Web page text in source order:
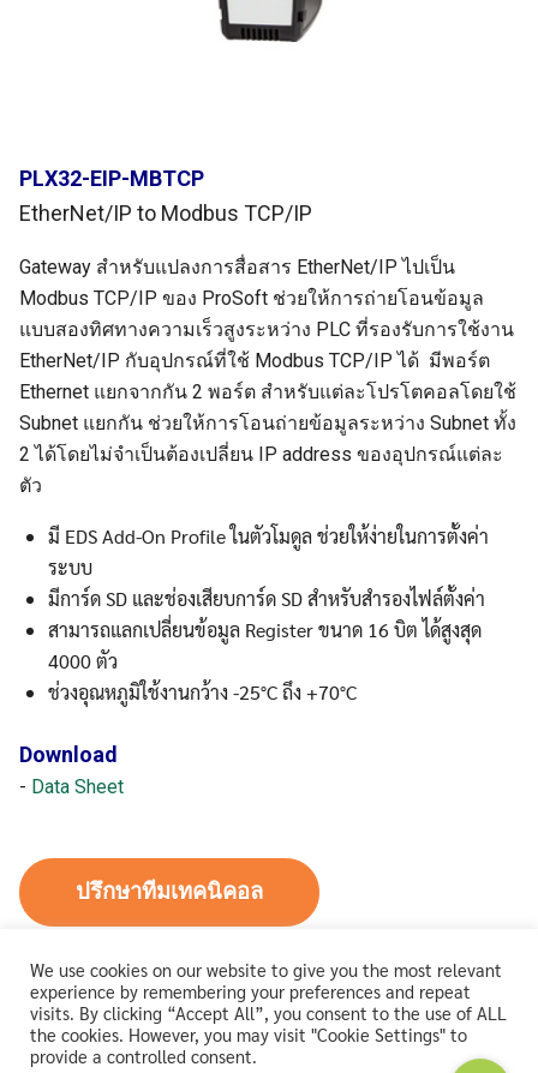
PLX32-EIP-MBTCP
EtherNet/IP to Modbus TCP/IP
Gateway สำหรับแปลงการสื่อสาร EtherNet/IP ไปเป็น
Modbus TCP/IP ของ ProSoft ช่วยให้การถ่ายโอนข้อมูล
แบบสองทิศทางความเร็วสูงระหว่าง PLC ที่รองรับการใช้งาน
EtherNet/IP กับอุปกรณ์ที่ใช้ Modbus TCP/IP ได้ มีพอร์ต
Ethernet แยกจากกัน 2 พอร์ต สำหรับแต่ละโปรโตคอลโดยใช้
Subnet แยกกัน ช่วยให้การโอนถ่ายข้อมูลระหว่าง Subnet ทั้ง
2 ได้โดยไม่จำเป็นต้องเปลี่ยน IP address ของอุปกรณ์แต่ละ
ตัว
มี EDS Add-On Profile ในตัวโมดูล ช่วยให้ง่ายในการตั้งค่า
ระบบ
มีการ์ด SD และช่องเสียบการ์ด SD สำหรับสำรองไฟล์ตั้งค่า
สามารถแลกเปลี่ยนข้อมูล Register ขนาด 16 บิต ได้สูงสุด
4000 ตัว
ช่วงอุณหภูมิใช้งานกว้าง -25°C ถึง +70°C
Download
- Data Sheet
ปรึกษาทีมเทคนิคอล
ขอใบเสนอราคา
We use cookies on our website to give you the most relevant
experience by remembering your preferences and repeat
visits. By clicking “Accept All”, you consent to the use of ALL
the cookies. However, you may visit "Cookie Settings" to
provide a controlled consent.